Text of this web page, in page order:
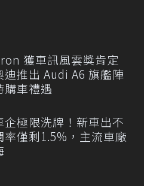
獲車訊風雲獎肯定
迪推出 Audi A6 旗艦陣
購車禮遇
企極限洗牌！新車出不
率僅剩1.5%，主流車廠